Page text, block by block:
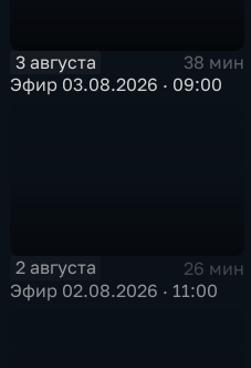
3 августа
38 мин
Эфир 03.08.2026 · 09:00
2 августа
26 мин
Эфир 02.08.2026 · 11:00